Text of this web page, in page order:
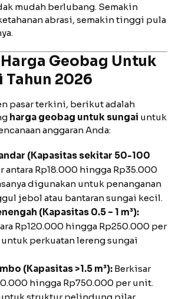
mudah berlubang. Semakin
abrasi, semakin tinggi pula
Geobag Untuk
Tahun 2026
pasar terkini, berikut adalah
harga geobag untuk sungai untuk
anggaran Anda:
(Kapasitas sekitar 50-100
antara Rp18.000 hingga Rp35.000
digunakan untuk penanganan
jebol atau bantaran sungai kecil.
(Kapasitas 0.5 – 1 m³):
Rp120.000 hingga Rp250.000 per
perkuatan lereng sungai
(Kapasitas >1.5 m³): Berkisar
hingga Rp750.000 per unit.
struktur pelindung pilar